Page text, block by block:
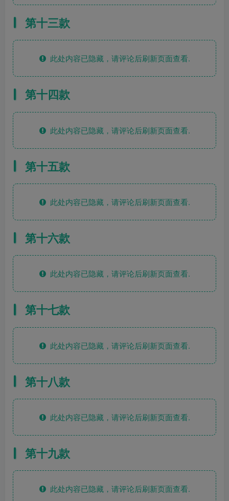
第十三款
此处内容已隐藏，请评论后刷新页面查看.
第十四款
此处内容已隐藏，请评论后刷新页面查看.
第十五款
此处内容已隐藏，请评论后刷新页面查看.
第十六款
此处内容已隐藏，请评论后刷新页面查看.
第十七款
此处内容已隐藏，请评论后刷新页面查看.
第十八款
此处内容已隐藏，请评论后刷新页面查看.
第十九款
此处内容已隐藏，请评论后刷新页面查看.